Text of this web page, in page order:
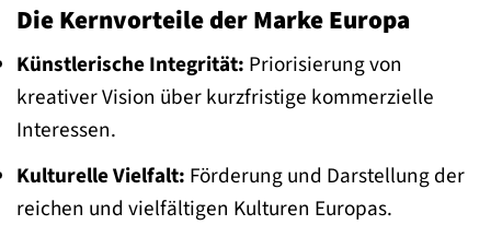
Die Kernvorteile der Marke Europa
Künstlerische Integrität: Priorisierung von
kreativer Vision über kurzfristige kommerzielle
Interessen.
Kulturelle Vielfalt: Förderung und Darstellung der
reichen und vielfältigen Kulturen Europas.